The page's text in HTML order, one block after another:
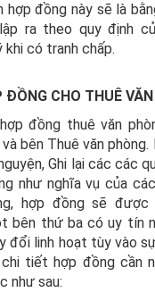
hợp đồng này sẽ là
ra theo quy định
có tranh chấp.
ĐỒNG CHO THUÊ
đồng thuê văn
bên Thuê văn
Ghi lại các các
như nghĩa vụ của
hợp đồng sẽ
bên thứ ba có uy tín
đổi linh hoạt tùy vào
tiết hợp đồng cần
như sau: